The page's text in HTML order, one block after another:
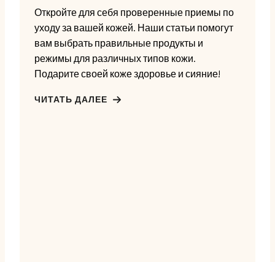
Откройте для себя проверенные приемы по
уходу за вашей кожей. Наши статьи помогут
вам выбрать правильные продукты и
режимы для различных типов кожи.
Подарите своей коже здоровье и сияние!
ЧИТАТЬ ДАЛЕЕ